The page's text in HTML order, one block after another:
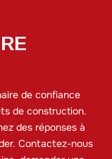
de confiance
de construction.
des réponses à
Contactez-nous